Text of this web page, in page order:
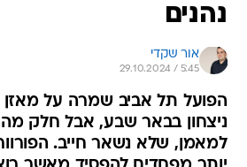
נהנים
אור שקדי
29.10.2024 / 5:45
הפועל תל אביב שמרה על מאזן
ניצחון בבאר שבע, אבל חלק
למאמן, שלא נשאר חייב.